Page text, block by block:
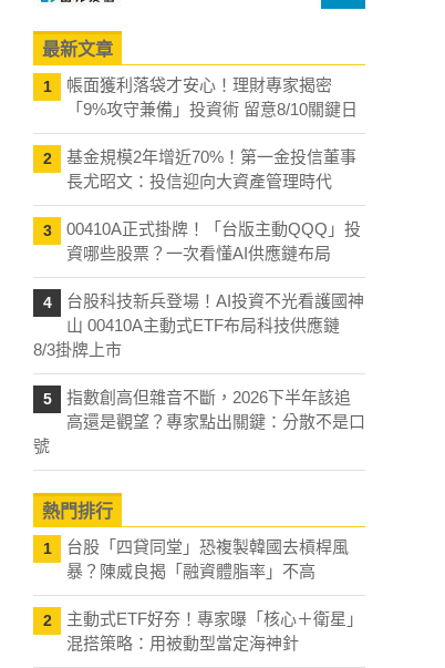
最新文章
1
帳面獲利落袋才安心！理財專家揭密
「9%攻守兼備」投資術 留意8/10關鍵日
2
基金規模2年增近70%！第一金投信董事
長尤昭文：投信迎向大資產管理時代
3
00410A正式掛牌！「台版主動QQQ」投
資哪些股票？一次看懂AI供應鏈布局
4
台股科技新兵登場！AI投資不光看護國神
山 00410A主動式ETF布局科技供應鏈
8/3掛牌上市
5
指數創高但雜音不斷，2026下半年該追
高還是觀望？專家點出關鍵：分散不是口
號
熱門排行
1
台股「四貸同堂」恐複製韓國去槓桿風
暴？陳威良揭「融資體脂率」不高
2
主動式ETF好夯！專家曝「核心＋衛星」
混搭策略：用被動型當定海神針